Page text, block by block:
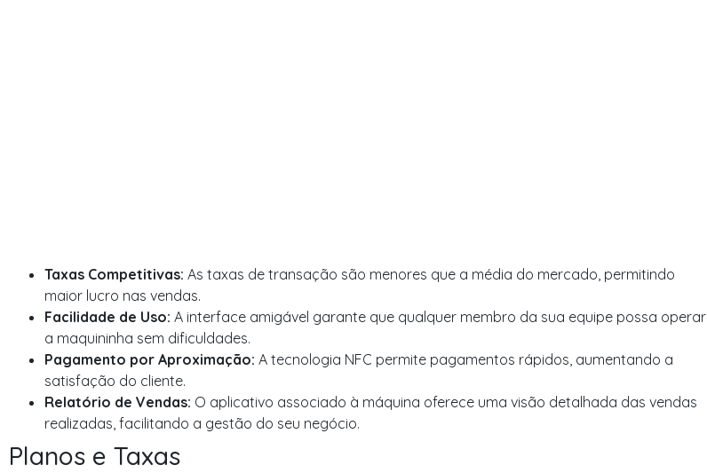
Taxas Competitivas: As taxas de transação são menores que a média do mercado, permitindo
maior lucro nas vendas.
Facilidade de Uso: A interface amigável garante que qualquer membro da sua equipe possa operar
a maquininha sem dificuldades.
Pagamento por Aproximação: A tecnologia NFC permite pagamentos rápidos, aumentando a
satisfação do cliente.
Relatório de Vendas: O aplicativo associado à máquina oferece uma visão detalhada das vendas
realizadas, facilitando a gestão do seu negócio.
Planos e Taxas